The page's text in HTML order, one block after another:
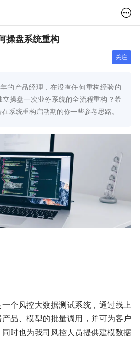
操盘系统重构
关注
的产品经理，在没有任何重构经验的
立操盘一次业务系统的全流程重构？希
系统重构启动期的你一些参考思路。
个风控大数据测试系统，通过线上
品、模型的批量调用，并可为客户
时也为我司风控人员提供建模数据